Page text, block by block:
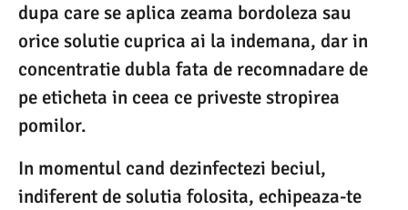
dupa care se aplica zeama bordoleza sau
orice solutie cuprica ai la indemana, dar in
concentratie dubla fata de recomnadare de
pe eticheta in ceea ce priveste stropirea
pomilor.
In momentul cand dezinfectezi beciul,
indiferent de solutia folosita, echipeaza-te